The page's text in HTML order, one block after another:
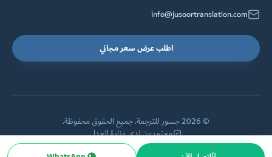
info@jusoortranslation.com
اطلب عرض سعر مجاني
© 2026 جسور للترجمة. جميع الحقوق محفوظة.
معتمدون لدى وزارة العدل